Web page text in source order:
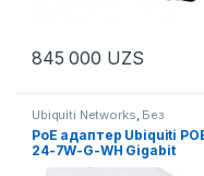
845 000 UZS
Ubiquiti Networks, Без
Категории Блоки питания,
инжекторы,
оборудование
PoE адаптер Ubiquiti
24-7W-G-WH Gigabit